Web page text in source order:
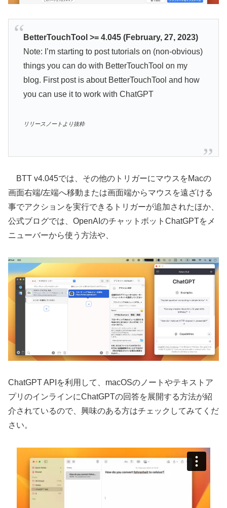
BetterTouchTool >= 4.045 (February, 27, 2023)
Note: I’m starting to post tutorials on (non-obvious)
things you can do with BetterTouchTool on my
blog. First post is about BetterTouchTool and how
you can use it to work with ChatGPT
リリースノートより抜粋
BTT v4.045では、その他のトリガーにマウスをMacの
画面右端/左端へ移動または画面端からマウスを遠ざける
事でアクションを実行できるトリガーが追加されたほか、
公式ブログでは、OpenAIのチャットボットChatGPTをメ
ニューバーから使う方法や、
ChatGPT APIを利用して、macOSのノートやテキストア
プリのインラインにChatGPTの回答を展開する方法が紹
介されているので、興味のある方はチェックしてみてくだ
さい。